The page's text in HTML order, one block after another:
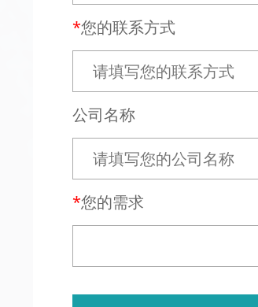
您的联系方式
公司名称
您的需求